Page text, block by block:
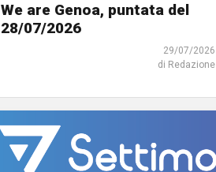
We are Genoa, puntata del
28/07/2026
29/07/2026
di Redazione